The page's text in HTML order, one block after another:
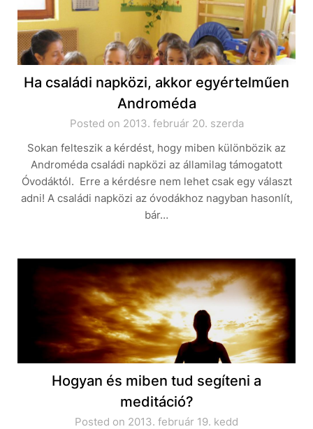
Ha családi napközi, akkor egyértelműen
Androméda
Posted on 2013. február 20. szerda
Sokan felteszik a kérdést, hogy miben különbözik az
Androméda családi napközi az államilag támogatott
Óvodáktól. Erre a kérdésre nem lehet csak egy választ
adni! A családi napközi az óvodákhoz nagyban hasonlít,
bár…
Hogyan és miben tud segíteni a
meditáció?
Posted on 2013. február 19. kedd